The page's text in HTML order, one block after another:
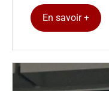
En savoir +